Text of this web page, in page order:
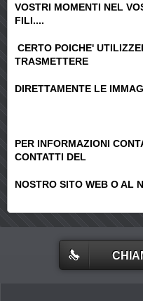
VOSTRI MOMENTI NEL
FILI....
CERTO POICHE'
TRASMETTERE
DIRETTAMENTE LE
PER INFORMAZIONI
CONTATTI DEL
NOSTRO SITO WEB O AL